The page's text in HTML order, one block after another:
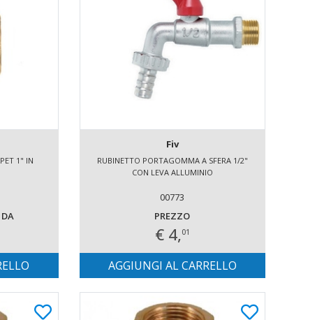
1" IN
Fiv
RUBINETTO PORTAGOMMA A SFERA 1/2"
CON LEVA ALLUMINIO
00773
PREZZO
€ 4,01
AGGIUNGI AL CARRELLO